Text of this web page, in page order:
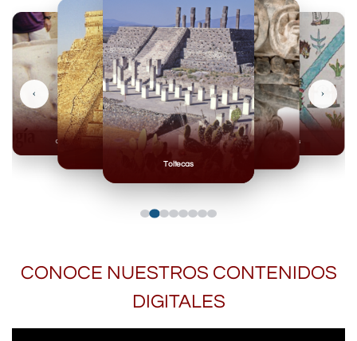
Toltecas
Mexicas
Olmecas
‹ ›
CONOCE NUESTROS CONTENIDOS
DIGITALES